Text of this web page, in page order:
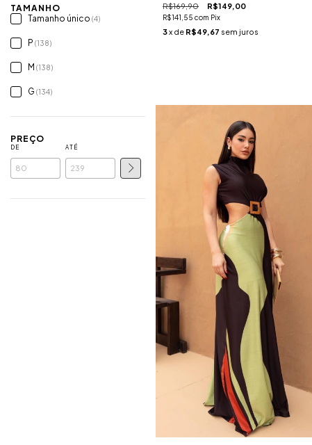
TAMANHO
Tamanho único (4)
P (138)
M (138)
G (134)
PREÇO
DE ATÉ
R$169,90 R$149,00
R$141,55 com Pix
3x de R$49,67 sem juros